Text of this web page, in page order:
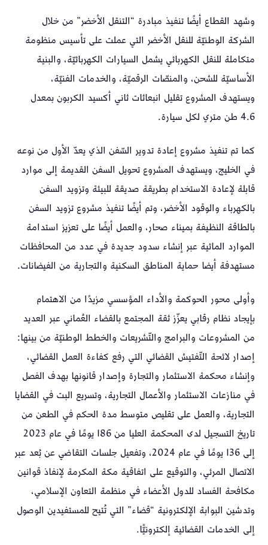
وشهد القطاع أيضًا تنفيذ مبادرة “التنقل الأخضر” من خلال
الشركة الوطنيّة للنقل الأخضر التي عملت على تأسيس منظومة
متكاملة للنقل الكهربائي يشمل السيارات الكهربائيّة، والبنية
الأساسيّة للشحن، والمنصّات الرقميّة، والخدمات الفنيّة،
ويستهدف المشروع تقليل انبعاثات ثاني أكسيد الكربون بمعدل
4.6 طن متري لكل سيارة.
كما تم تنفيذ مشروع إعادة تدوير السّفن الذي يعدّ الأول من نوعه
في الخليج، ويستهدف المشروع تحويل السفن القديمة إلى موارد
قابلة لإعادة الاستخدام بطريقة صديقة للبيئة وتزويد السفن
بالكهرباء والوقود الأخضر، وتم أيضًا تنفيذ مشروع تزويد السفن
بالطاقة النظيفة بميناء صحار، والعمل أيضًا على تعزيز استدامة
الموارد المائية عبر إنشاء سدود جديدة في عدد من المحافظات
مستهدفة أيضا حماية المناطق السكنية والتجارية من الفيضانات.
وأولى محور الحوكمة والأداء المؤسسي مزيدًا من الاهتمام
بإيجاد نظام رقابي يعزّز ثقة المجتمع بالقضاء العُماني عبر العديد
من المشروعات والبرامج والتّشريعات والخطط الوطنيّة من بينها:
إصدار لائحة التّفتيش القضائي التي رفع كفاءة العمل القضائي،
وإنشاء محكمة الاستثمار والتجارة وإصدار قانونها بهدف الفصل
في منازعات الاستثمار والأعمال التجارية، وتسريع البت في القضايا
التجارية، والعمل على تقليص متوسط مدة الحكم في الطعن من
تاريخ التسجيل لدى المحكمة العليا من 186 يومًا في عام 2023
إلى 136 يومًا في عام 2024، وتفعيل جلسات التقاضي عن بُعد عبر
الاتصال المرئي، والتوقيع على اتفاقية مكة المكرمة لإنفاذ قوانين
مكافحة الفساد للدول الأعضاء في منظمة التعاون الإسلامي،
وتدشين البوابة الإلكترونية “قضاء” التي تُتيح للمستفيدين الوصول
إلى الخدمات القضائية إلكترونيًّا.